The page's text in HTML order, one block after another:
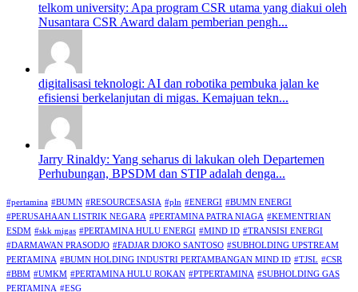
telkom university: Apa program CSR utama yang diakui oleh
Nusantara CSR Award dalam pemberian pengh...
digitalisasi teknologi: AI dan robotika pembuka jalan ke
efisiensi berkelanjutan di migas. Kemajuan tekn...
Jarry Rinaldy: Yang seharus di lakukan oleh Departemen
Perhubungan, BPSDM dan STIP adalah denga...
#pertamina #BUMN #RESOURCESASIA #pln #ENERGI #BUMN ENERGI
#PERUSAHAAN LISTRIK NEGARA #PERTAMINA PATRA NIAGA #KEMENTRIAN
ESDM #skk migas #PERTAMINA HULU ENERGI #MIND ID #TRANSISI ENERGI
#DARMAWAN PRASODJO #FADJAR DJOKO SANTOSO #SUBHOLDING UPSTREAM
PERTAMINA #BUMN HOLDING INDUSTRI PERTAMBANGAN MIND ID #TJSL #CSR
#BBM #UMKM #PERTAMINA HULU ROKAN #PTPERTAMINA #SUBHOLDING GAS
PERTAMINA #ESG